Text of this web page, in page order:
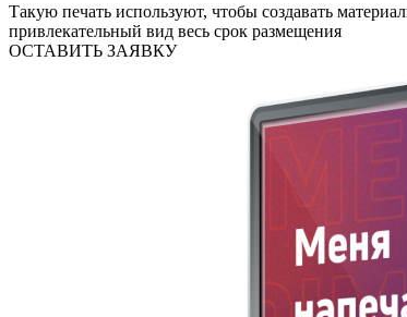
Такую печать используют, чтобы создавать
привлекательный вид весь срок размещения
ОСТАВИТЬ ЗАЯВКУ